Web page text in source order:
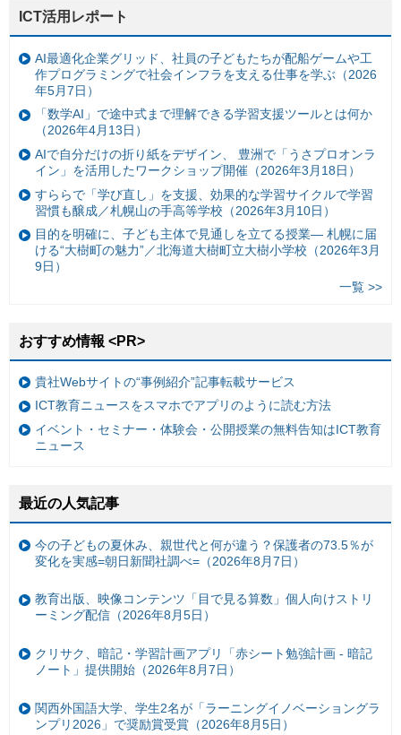
ICT活用レポート
AI最適化企業グリッド、社員の子どもたちが配船ゲームや工
作プログラミングで社会インフラを支える仕事を学ぶ（2026
年5月7日）
「数学AI」で途中式まで理解できる学習支援ツールとは何か
（2026年4月13日）
AIで自分だけの折り紙をデザイン、 豊洲で「うさプロオンラ
イン」を活用したワークショップ開催（2026年3月18日）
すららで「学び直し」を支援、効果的な学習サイクルで学習
習慣も醸成／札幌山の手高等学校（2026年3月10日）
目的を明確に、子ども主体で見通しを立てる授業— 札幌に届
ける“大樹町の魅力”／北海道大樹町立大樹小学校（2026年3月
9日）
一覧 >>
おすすめ情報 <PR>
貴社Webサイトの“事例紹介”記事転載サービス
ICT教育ニュースをスマホでアプリのように読む方法
イベント・セミナー・体験会・公開授業の無料告知はICT教育
ニュース
最近の人気記事
今の子どもの夏休み、親世代と何が違う？保護者の73.5％が
変化を実感=朝日新聞社調べ=（2026年8月7日）
教育出版、映像コンテンツ「目で見る算数」個人向けストリ
ーミング配信（2026年8月5日）
クリサク、暗記・学習計画アプリ「赤シート勉強計画 - 暗記
ノート」提供開始（2026年8月7日）
関西外国語大学、学生2名が「ラーニングイノベーショングラ
ンプリ2026」で奨励賞受賞（2026年8月5日）